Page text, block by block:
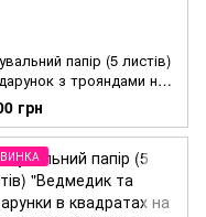
папір (5 листів)
з трояндами на
(70*100 см)
грн